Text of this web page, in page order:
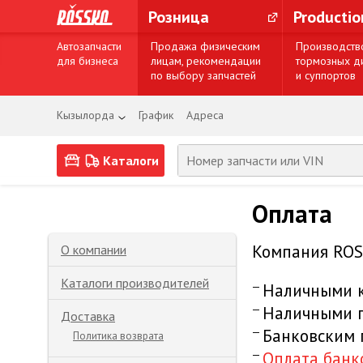
Розница
Автозапчасти
для бизнеса
Продажа физическим
лицам, рекомендации
по выбору запчастей
тормозных
и суппортов
Кызылорда График Адреса
Каталоги
О компании
Каталоги производителей
Доставка
Политика возврата
Оплата
Компания
Наличными
Наличными
Оплата